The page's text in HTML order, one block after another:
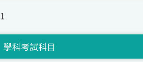
1
學科考試科目